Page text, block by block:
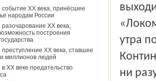
ХХ века, принёсшее
народам России
ХХ века,
построения
ХХ века, ставшее
миллионов людей
ХХ веке предательство
утра
ни